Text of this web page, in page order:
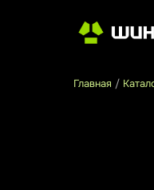
Главная /